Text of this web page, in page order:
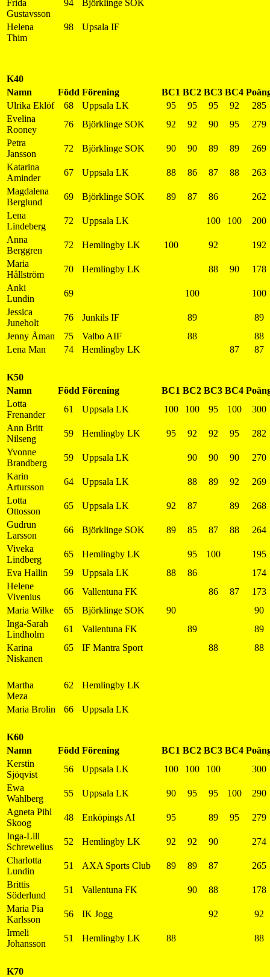
Frida
Gustavsson
94 Björklinge SOK
Helena
Thim
98 Upsala IF
K40
Namn
Född Förening BC1 BC2 BC3 BC4
Ulrika Eklöf
68 Uppsala LK 95 95 95 92
285
Evelina
Rooney
76 Björklinge SOK 92 92 90 95
279
Petra
Jansson
72 Björklinge SOK 90 90 89 89
269
Katarina
Aminder
67 Uppsala LK 88 86 87 88
263
Magdalena
Berglund
69 Björklinge SOK 89 87 86
262
Lena
Lindeberg
72 Uppsala LK 100 100
200
Anna
Berggren
72 Hemlingby LK 100 92
192
Maria
Hållström
70 Hemlingby LK 88 90
178
Anki
Lundin
69 100
100
Jessica
Juneholt
76 Junkils IF 89
89
Jenny Åman
75 Valbo AIF 88
88
Lena Man
74 Hemlingby LK 87 87
K50
Namn
Född Förening BC1 BC2 BC3 BC4
Lotta
Frenander
61 Uppsala LK 100 100 95 100
300
Ann Britt
Nilseng
59 Hemlingby LK 95 92 92 95
282
Yvonne
Brandberg
59 Uppsala LK 90 90 90
270
Karin
Artursson
64 Uppsala LK 88 89 92
269
Lotta
Ottosson
65 Uppsala LK 92 87 89
268
Gudrun
Larsson
66 Björklinge SOK 89 85 87 88
264
Viveka
Lindberg
65 Hemlingby LK 95 100
195
Eva Hallin
59 Uppsala LK 88 86
174
Helene
Vivenius
66 Vallentuna FK 86 87
173
Maria Wilke
65 Björklinge SOK 90
90
Inga-Sarah
Lindholm
61 Vallentuna FK 89
89
Karina
Niskanen
65 IF Mantra Sport 88 88
Martha
Meza
62 Hemlingby LK
Maria Brolin 66 Uppsala LK
K60
Namn
Född Förening BC1 BC2 BC3 BC4
Kerstin
Sjöqvist
56 Uppsala LK 100 100 100
300
Ewa
Wahlberg
55 Uppsala LK 90 95 95 100
290
Agneta Pihl
Skoog
48 Enköpings AI 95 89 95
279
Inga-Lill
Schrewelius
52 Hemlingby LK 92 92 90
274
Charlotta
Lundin
51 AXA Sports Club 89 89 87
265
Brittis
Söderlund
51 Vallentuna FK 90 88
178
Maria Pia
Karlsson
56 IK Jogg 92
92
Irmeli
Johansson
51 Hemlingby LK 88 88
K70